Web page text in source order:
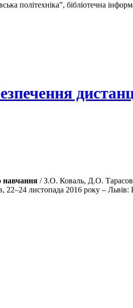
політехніка”, бібліотечна
навчання / З.О. Коваль, Д.О. Тарасов
22–24 листопада 2016 року –